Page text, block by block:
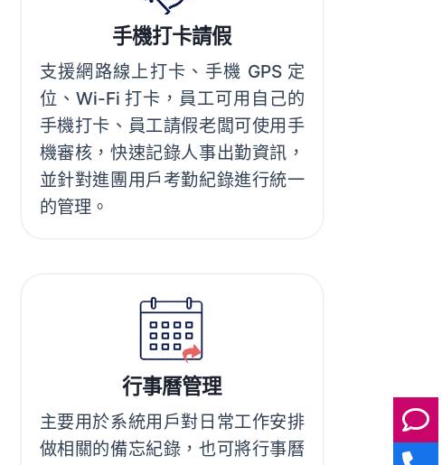
手機打卡請假
支援網路線上打卡、手機 GPS 定
位、Wi-Fi 打卡，員工可用自己的
手機打卡、員工請假老闆可使用手
機審核，快速記錄人事出勤資訊，
並針對進團用戶考勤紀錄進行統一
的管理。
行事曆管理
主要用於系統用戶對日常工作安排
做相關的備忘紀錄，也可將行事曆